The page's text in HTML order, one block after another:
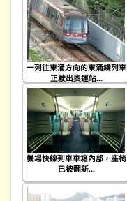
一列往東涌方向的東涌綫列車
正駛出奧運站...
機場快線列車車箱內部，座椅
已被翻新...